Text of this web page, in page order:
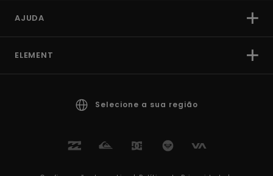
AJUDA
ELEMENT
Selecione a sua região